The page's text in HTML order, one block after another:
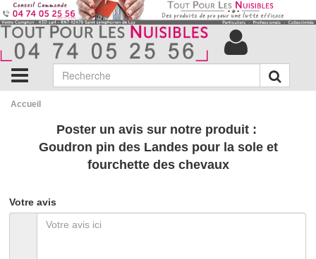
Accueil
Poster un avis sur notre produit :
Goudron pin des Landes pour la sole et
fourchette des chevaux
Votre avis